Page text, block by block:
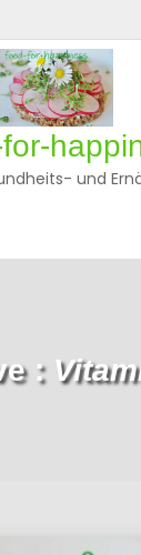
Privatsphäre-
Einstellungen
ändern
Historie
der
und
: